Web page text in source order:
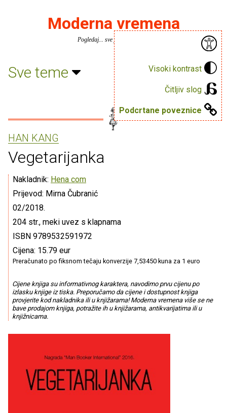
Visoki kontrast
Čitljiv slog
Podcrtane poveznice
Moderna vremena
Pogledaj... sve je puno knjiga.
Sve teme
HAN KANG
Vegetarijanka
Nakladnik: Hena com
Prijevod: Mirna Čubranić
02/2018.
204 str., meki uvez s klapnama
ISBN 9789532591972
Cijena: 15.79 eur
Preračunato po fiksnom tečaju konverzije 7,53450 kuna za 1 euro
Cijene knjiga su informativnog karaktera, navodimo prvu cijenu po
izlasku knjige iz tiska. Preporučamo da cijene i dostupnost knjiga
provjerite kod nakladnika ili u knjižarama! Moderna vremena više se ne
bave prodajom knjiga, potražite ih u knjižarama, antikvarijatima ili u
knjižnicama.